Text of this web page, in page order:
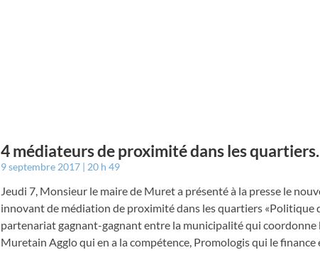
4 médiateurs de proximité dans les quartiers.
9 septembre 2017 20 h 49
Jeudi 7, Monsieur le maire de Muret a présenté à la presse le
innovant de médiation de proximité dans les quartiers «Politique
partenariat gagnant-gagnant entre la municipalité qui coordonne
Muretain Agglo qui en a la compétence, Promologis qui le finance